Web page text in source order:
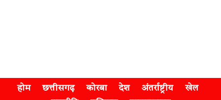
होम छत्तीसगढ़ कोरबा देश अंतर्राष्ट्रीय
खेल